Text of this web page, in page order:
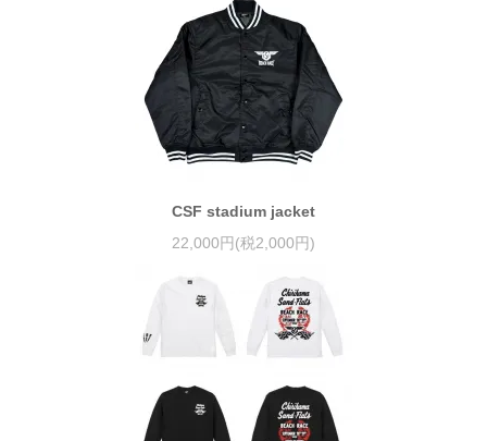
CSF stadium jacket
22,000円(税2,000円)